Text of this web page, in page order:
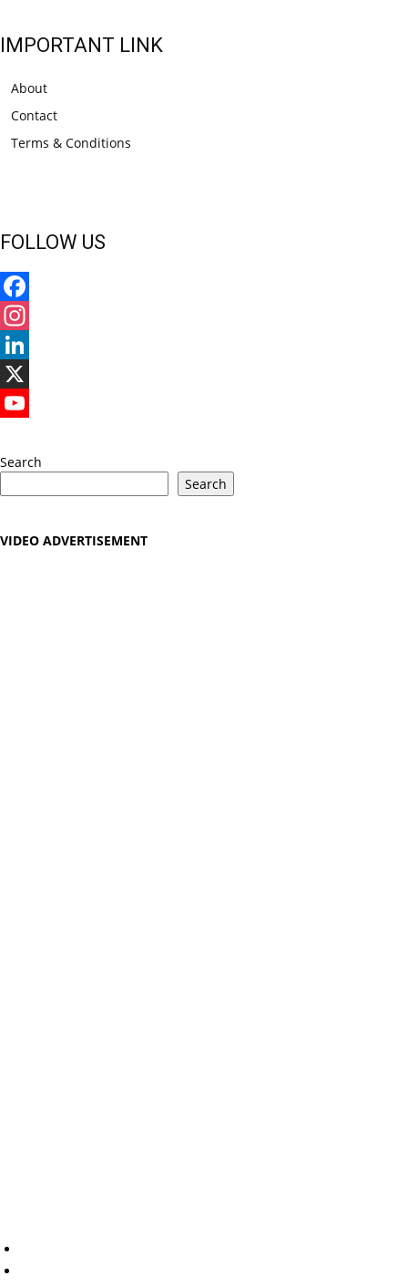
IMPORTANT LINK
About
Contact
Terms & Conditions
FOLLOW US
Facebook
Instagram
LinkedIn
X
Search
Search
VIDEO ADVERTISEMENT